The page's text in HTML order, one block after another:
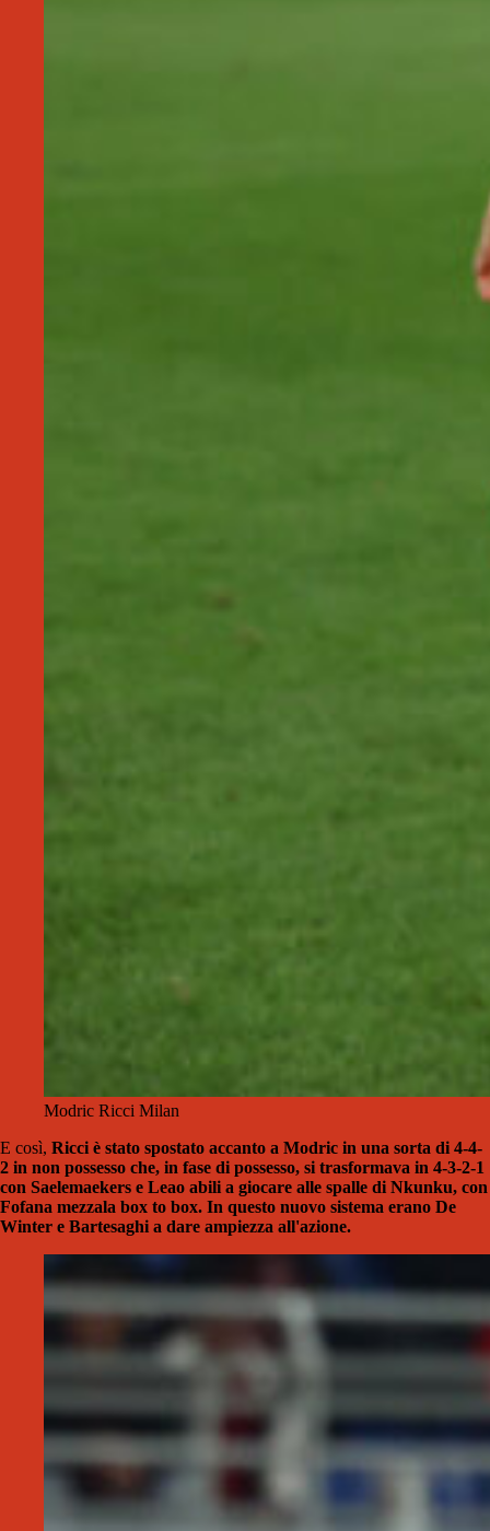
Modric Ricci Milan
E così, Ricci è stato spostato accanto a Modric in una sorta di 4-4-
2 in non possesso che, in fase di possesso, si trasformava in 4-3-2-1
con Saelemaekers e Leao abili a giocare alle spalle di Nkunku, con
Fofana mezzala box to box. In questo nuovo sistema erano De
Winter e Bartesaghi a dare ampiezza all'azione.